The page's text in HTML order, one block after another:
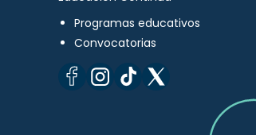
Programas educativos
Convocatorias